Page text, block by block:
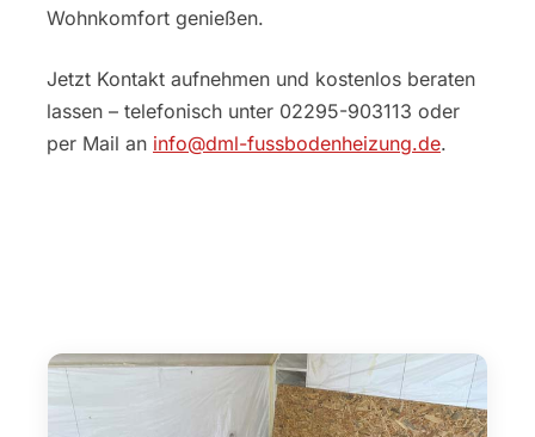
Wohnkomfort genießen.
Jetzt Kontakt aufnehmen und kostenlos beraten
lassen – telefonisch unter 02295-903113 oder
per Mail an info@dml-fussbodenheizung.de.